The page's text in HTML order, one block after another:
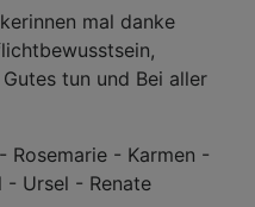
mal danke
tun und Bei aller
Rosemarie - Karmen -
- Ursel - Renate